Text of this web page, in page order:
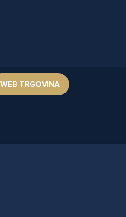
WEB TRGOVINA